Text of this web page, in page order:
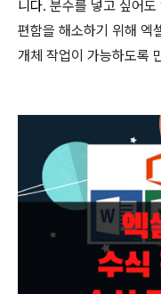
니다. 분수를 넣고 싶어도
편함을 해소하기 위해 엑
개체 작업이 가능하도록